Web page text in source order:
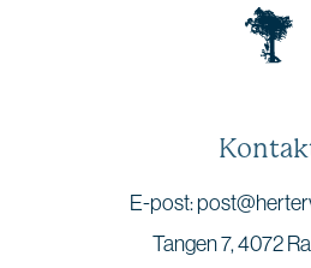
E-post:
Tangen 7, 4072